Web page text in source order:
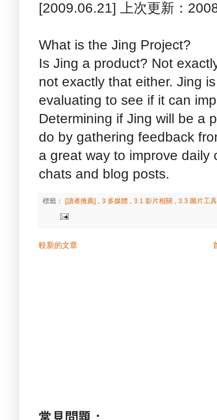
[2009.06.21] 上次更新：
What is the Jing Project?
Is Jing a product? Not
not exactly that either. Jing
evaluating to see if it can
Determining if Jing will be a
do by gathering feedback
a great way to improve daily
chats and blog posts.
標籤： [讀者推薦] 3 多媒體 3.1 影片相關 3.3 圖片工
較新的文章